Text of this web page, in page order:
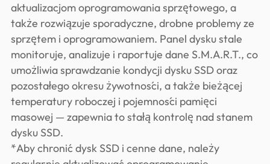
aktualizacjom oprogramowania sprzętowego, a
także rozwiązuje sporadyczne, drobne problemy ze
sprzętem i oprogramowaniem. Panel dysku stale
monitoruje, analizuje i raportuje dane S.M.A.R.T., co
umożliwia sprawdzanie kondycji dysku SSD oraz
pozostałego okresu żywotności, a także bieżącej
temperatury roboczej i pojemności pamięci
masowej — zapewnia to stałą kontrolę nad stanem
dysku SSD.
*Aby chronić dysk SSD i cenne dane, należy